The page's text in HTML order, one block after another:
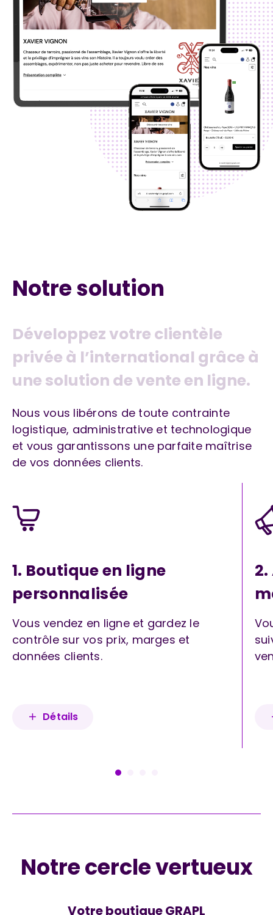
Notre solution
Développezvotre clientèle
privée à l’international grâce à
une solution devente en ligne.
Nous vous libérons de toute contrainte
logistique, administrative et technologique
et vous garantissons une parfaite maîtrise
de vos données clients.
1. Boutique en ligne
personnalisée
Vous vendez en ligne et gardez le
contrôle sur vos prix, marges et
données clients.
Détails
Notre cercle vertueux
Votre boutique GRAPL